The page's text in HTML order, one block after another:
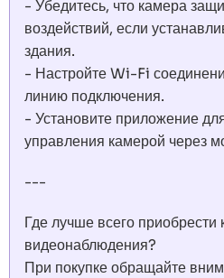
- Убедитесь, что камера
воздействий, если
здания.
- Настройте Wi-Fi
линию подключения.
- Установите приложение
управления камерой через
---
Где лучше всего приобрести
видеонаблюдения?
При покупке обращайте